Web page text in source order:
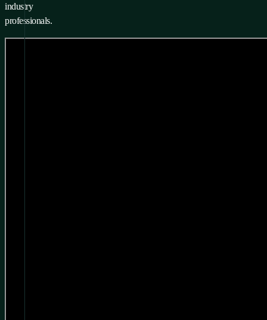
industry
professionals.